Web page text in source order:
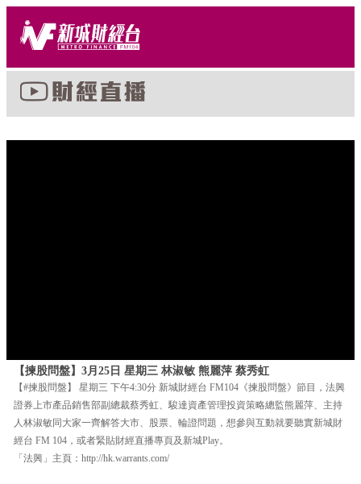
【揀股問盤】3月25日 星期三 林淑敏 熊麗萍 蔡秀虹
【#揀股問盤】 星期三 下午4:30分 新城財經台 FM104《揀股問盤》節目，法興
證券上市產品銷售部副總裁蔡秀虹、駿達資產管理投資策略總監熊麗萍、主持
人林淑敏同大家一齊解答大市、股票、輪證問題，想參與互動就要聽實新城財
經台 FM 104，或者緊貼財經直播專頁及新城Play。
「法興」主頁：http://hk.warrants.com/